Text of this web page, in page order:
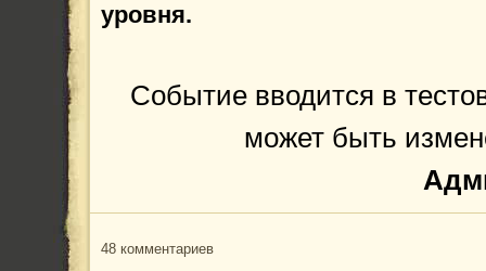
уровня.
Событие вводится в
может быть
48 комментариев